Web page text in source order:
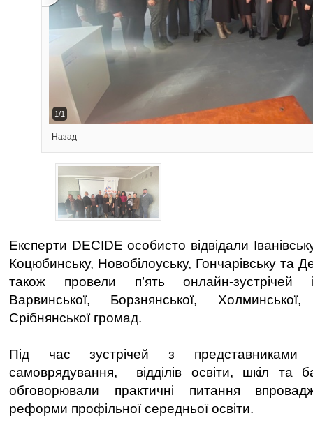
1/1
Назад
Експерти DECIDE особисто відвідали
Коцюбинську, Новобілоуську, Гончарівську та
також провели п’ять онлайн-зустрічей
Варвинської, Борзнянської,
Срібнянської громад.
Під час зустрічей з представниками
самоврядування, відділів освіти, шкіл та
обговорювали практичні питання
реформи профільної середньої освіти.